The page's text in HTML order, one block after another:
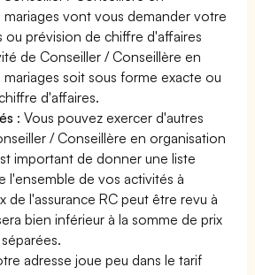
vont vous demander votre
ou prévision de chiffre d'affaires
de Conseiller / Conseillère en
soit sous forme exacte ou
d'affaires.
: Vous pouvez exercer d'autres
/ Conseillère en organisation
important de donner une liste
l'ensemble de vos activités à
de l'assurance RC peut être revu à
bien inférieur à la somme de prix
adresse joue peu dans le tarif